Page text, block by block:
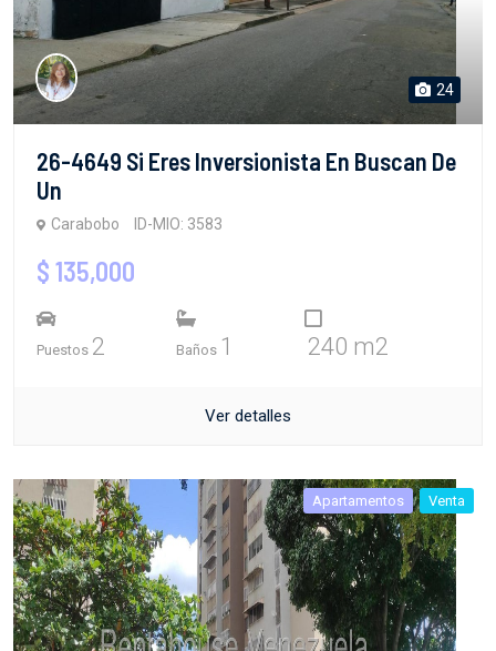
24
26-4649 Si Eres Inversionista En Buscan De
Un
Carabobo ID-MIO: 3583
$ 135,000
Puestos 2 Baños 1 240 m2
Ver detalles
Apartamentos Venta